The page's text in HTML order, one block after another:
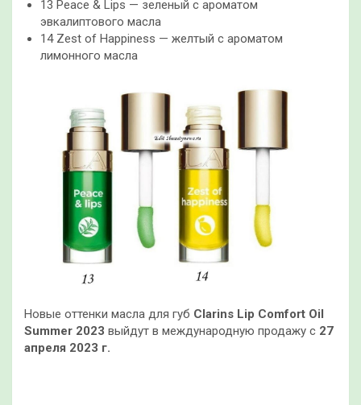
13 Peace & Lips — зеленый с ароматом
эвкалиптового масла
14 Zest of Happiness — желтый с ароматом
лимонного масла
Новые оттенки масла для губ Clarins Lip Comfort Oil
Summer 2023 выйдут в международную продажу с 27
апреля 2023 г.